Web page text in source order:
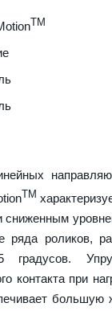
TM
TM
сниженным
ряда роликов,
градусов.
контакта при
большую